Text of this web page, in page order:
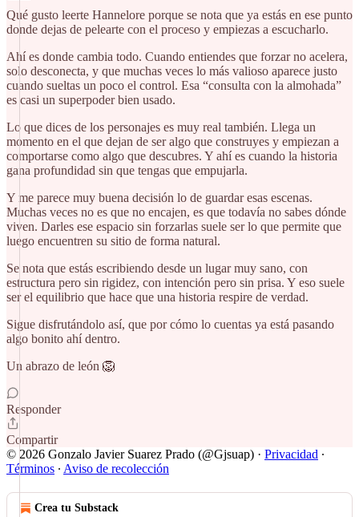
Qué gusto leerte Hannelore porque se nota que ya estás en ese punto
donde dejas de pelearte con el proceso y empiezas a escucharlo.
Ahí es donde cambia todo. Cuando entiendes que forzar no acelera,
solo desconecta, y que muchas veces lo más valioso aparece justo
cuando sueltas un poco el control. Esa “consulta con la almohada”
es casi un superpoder bien usado.
Lo que dices de los personajes es muy real también. Llega un
momento en el que dejan de ser algo que construyes y empiezan a
comportarse como algo que descubres. Y ahí es cuando la historia
gana profundidad sin que tengas que empujarla.
Y me parece muy buena decisión lo de guardar esas escenas.
Muchas veces no es que no encajen, es que todavía no sabes dónde
viven. Darles ese espacio sin forzarlas suele ser lo que permite que
luego encuentren su sitio de forma natural.
Se nota que estás escribiendo desde un lugar muy sano, con
estructura pero sin rigidez, con intención pero sin prisa. Y eso suele
ser el equilibrio que hace que una historia respire de verdad.
Sigue disfrutándolo así, que por cómo lo cuentas ya está pasando
algo bonito ahí dentro.
Un abrazo de león 🦁
Responder
Compartir
© 2026 Gonzalo Javier Suarez Prado (@Gjsuap) · Privacidad ∙
Términos ∙ Aviso de recolección
Crea tu Substack